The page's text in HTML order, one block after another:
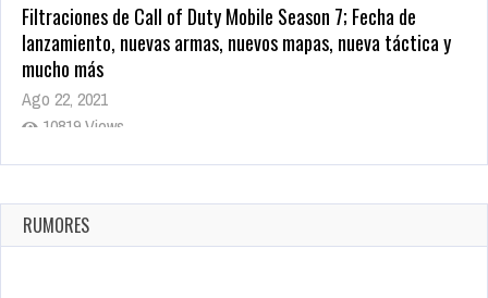
Filtraciones de Call of Duty Mobile Season 7; Fecha de
lanzamiento, nuevas armas, nuevos mapas, nueva táctica y
mucho más
Ago 22, 2021
10819 Views
La configuración de Call of Duty 2021 aparentemente ya fue
Ago 8, 2021
10004 Views
RUMORES